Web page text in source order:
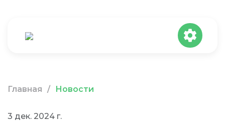
Главная / Новости
3 дек. 2024 г.